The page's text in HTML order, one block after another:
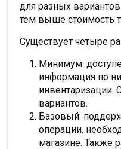
для разных
тем выше стоимость
Существует четыре
Минимум:
информация по
вариантов.
Базовый:
операции,
магазине. Также